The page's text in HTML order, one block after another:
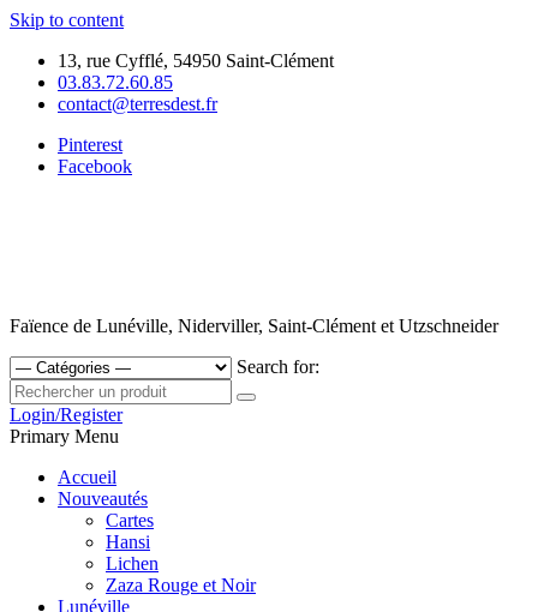
Skip to content
13, rue Cyfflé, 54950 Saint-Clément
03.83.72.60.85
contact@terresdest.fr
Pinterest
Facebook
Faïence de Lunéville, Niderviller, Saint-Clément et Utzschneider
Search for:
Login/Register
Primary Menu
Accueil
Nouveautés
Cartes
Hansi
Lichen
Zaza Rouge et Noir
Lunéville